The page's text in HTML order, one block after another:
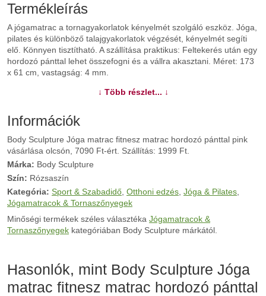
Termékleírás
A jógamatrac a tornagyakorlatok kényelmét szolgáló eszköz. Jóga,
pilates és különböző talajgyakorlatok végzését, kényelmét segíti
elő. Könnyen tisztítható. A szállítása praktikus: Feltekerés után egy
hordozó pánttal lehet összefogni és a vállra akasztani. Méret: 173
x 61 cm, vastagság: 4 mm.
↓ Több részlet... ↓
Információk
Body Sculpture Jóga matrac fitnesz matrac hordozó pánttal pink
vásárlása olcsón, 7090 Ft-ért. Szállítás: 1999 Ft.
Márka: Body Sculpture
Szín: Rózsaszín
Kategória: Sport & Szabadidő Otthoni edzés Jóga & Pilates
Jógamatracok & Tornaszőnyegek
Minőségi termékek széles választéka Jógamatracok &
Tornaszőnyegek kategóriában Body Sculpture márkától.
Hasonlók, mint Body Sculpture Jóga
matrac fitnesz matrac hordozó pánttal